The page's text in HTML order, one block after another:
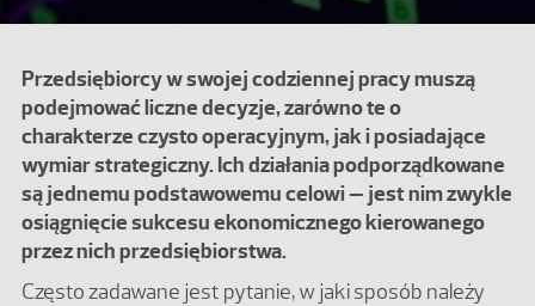
Przedsiębiorcy w swojej codziennej pracy muszą
podejmować liczne decyzje, zarówno te o
charakterze czysto operacyjnym, jak i posiadające
wymiar strategiczny. Ich działania podporządkowane
są jednemu podstawowemu celowi – jest nim zwykle
osiągnięcie sukcesu ekonomicznego kierowanego
przez nich przedsiębiorstwa.
Często zadawane jest pytanie, w jaki sposób należy